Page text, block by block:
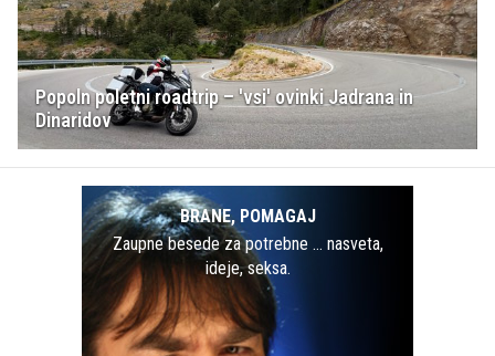
Popoln poletni roadtrip – 'vsi' ovinki Jadrana in
Dinaridov
BRANE, POMAGAJ
Zaupne besede za potrebne … nasveta,
ideje, seksa.